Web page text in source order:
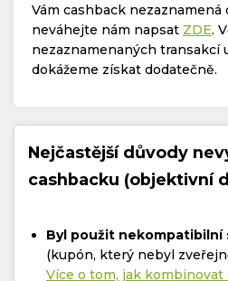
Vám cashback nezaznamená
neváhejte nám napsat ZDE.
nezaznamenaných transakcí
dokážeme získat dodatečně.
Nejčastější důvody
cashbacku (objektivní
Byl použit nekompatibilní
(kupón, který nebyl
Více o tom, jak kombinovat